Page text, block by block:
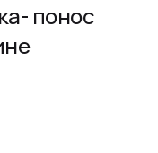
понос